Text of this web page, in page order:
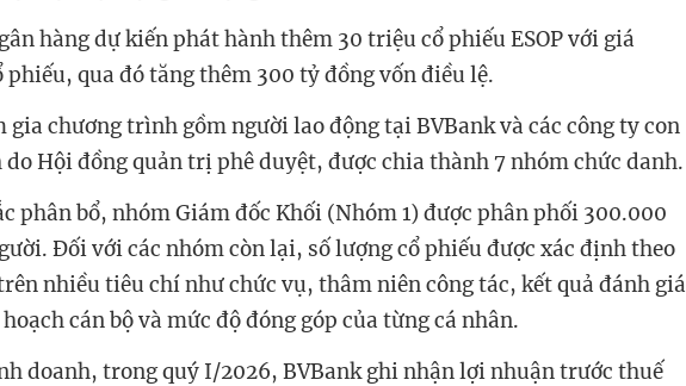
hàng dự kiến phát hành thêm 30 triệu cổ phiếu ESOP với giá
phiếu, qua đó tăng thêm 300 tỷ đồng vốn điều lệ.
chương trình gồm người lao động tại BVBank và các công ty con
do Hội đồng quản trị phê duyệt, được chia thành 7 nhóm chức danh.
phân bổ, nhóm Giám đốc Khối (Nhóm 1) được phân phối 300.000
Đối với các nhóm còn lại, số lượng cổ phiếu được xác định theo
nhiều tiêu chí như chức vụ, thâm niên công tác, kết quả đánh giá
cán bộ và mức độ đóng góp của từng cá nhân.
doanh, trong quý I/2026, BVBank ghi nhận lợi nhuận trước thuế